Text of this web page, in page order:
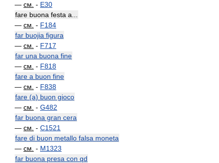
— см. - E30
fare buona festa a...
— см. - F184
far buojia figura
— см. - F717
far una buona fine
— см. - F818
fare a buon fine
— см. - F838
fare (a) buon gioco
— см. - G482
far buona gran cera
— см. - C1521
fare di buon metallo falsa moneta
— см. - M1323
far buona presa con qd